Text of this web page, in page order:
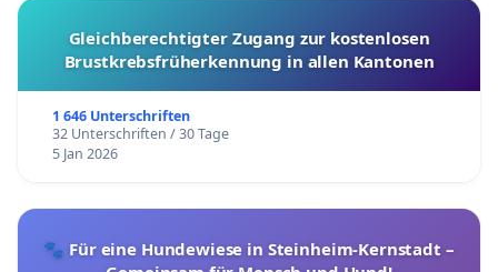
Gleichberechtigter Zugang zur kostenlosen
Brustkrebsfrüherkennung in allen Kantonen
1 646 Unterschriften
32 Unterschriften / 30 Tage
5 Jan 2026
🐾 Für eine Hundewiese in Steinheim-Kernstadt –